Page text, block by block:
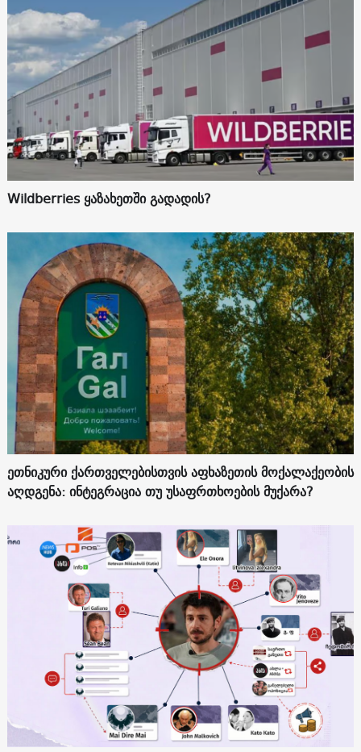
Wildberries ყაზახეთში გადადის?
ეთნიკური ქართველებისთვის აფხაზეთის მოქალაქეობის
აღდგენა: ინტეგრაცია თუ უსაფრთხოების მუქარა?